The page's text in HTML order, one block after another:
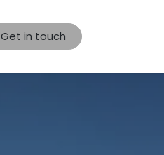
Get in touch